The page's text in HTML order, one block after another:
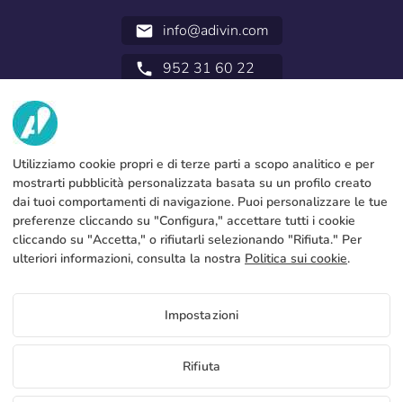
Prezzi Pareti complete
Se vuoi conoscere i prezzi di Pareti complete accedere al portale
Vedi prezzo per i distributori
email info@adivin.com
call 952 31 60 22
NOI
Contatto
Blog
Metodi di pagamento
Produzione e spedizione
FAQs
NOTA LEGALE
Avviso legale
Termini e condizioni generali
Politica sull’uso dei cookies
Politica sulla privacy
IT
Utilizziamo cookie propri e di terze parti a scopo analitico e per
mostrarti pubblicità personalizzata basata su un profilo creato
dai tuoi comportamenti di navigazione. Puoi personalizzare le tue
preferenze cliccando su "Configura," accettare tutti i cookie
cliccando su "Accetta," o rifiutarli selezionando "Rifiuta." Per
ulteriori informazioni, consulta la nostra Politica sui cookie.
Impostazioni
Rifiuta